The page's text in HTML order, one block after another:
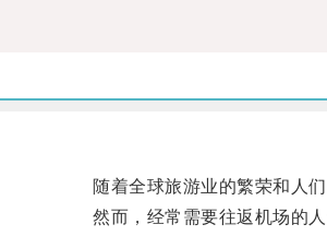
随着全球旅游业的繁荣和人们
然而，经常需要往返机场的人